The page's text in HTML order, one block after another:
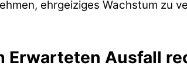
ehrgeiziges Wachstum zu
Erwarteten Ausfall